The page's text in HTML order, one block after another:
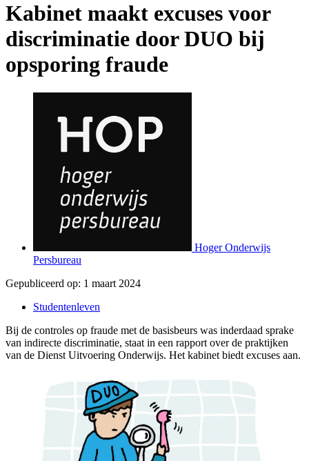
Kabinet maakt excuses voor
discriminatie door DUO bij
opsporing fraude
Hoger Onderwijs
Persbureau
Gepubliceerd op: 1 maart 2024
Studentenleven
Bij de controles op fraude met de basisbeurs was inderdaad sprake
van indirecte discriminatie, staat in een rapport over de praktijken
van de Dienst Uitvoering Onderwijs. Het kabinet biedt excuses aan.